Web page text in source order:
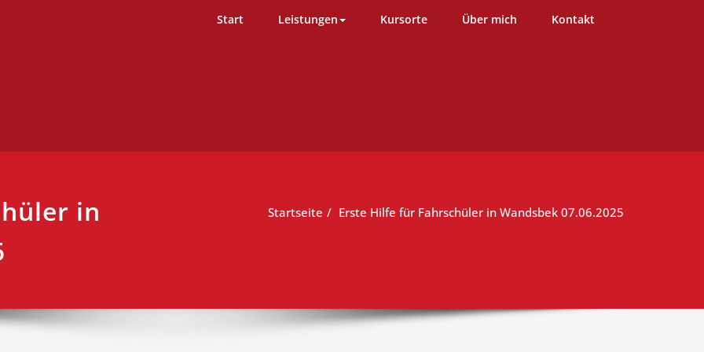
Team – Erste Hilfe Kurs Hamburg
Start Leistungen Kursorte Über mich Kontakt
in
Startseite Erste Hilfe für Fahrschüler in Wandsbek 07.06.2025